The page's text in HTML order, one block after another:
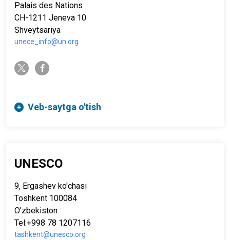
Palais des Nations
CH-1211 Jeneva 10
Shveytsariya
unece_info@un.org
twitter-x facebook-f
Veb-saytga o'tish
UNESCO
9, Ergashev ko'chasi
Toshkent 100084
O'zbekiston
Tel:+998 78 1207116
tashkent@unesco.org